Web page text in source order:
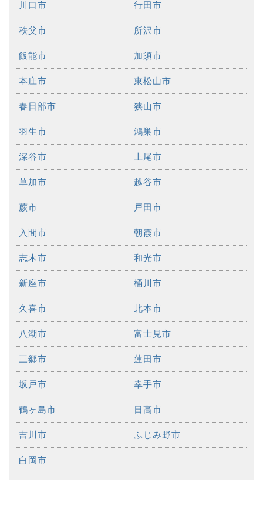
川口市 行田市
秩父市 所沢市
飯能市 加須市
本庄市 東松山市
春日部市 狭山市
羽生市 鴻巣市
深谷市 上尾市
草加市 越谷市
蕨市 戸田市
入間市 朝霞市
志木市 和光市
新座市 桶川市
久喜市 北本市
八潮市 富士見市
三郷市 蓮田市
坂戸市 幸手市
鶴ヶ島市 日高市
吉川市 ふじみ野市
白岡市